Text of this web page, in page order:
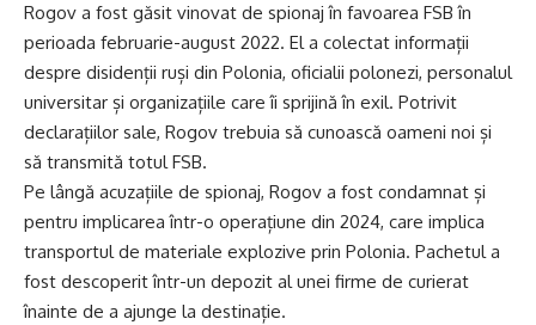
Rogov a fost găsit vinovat de spionaj în favoarea FSB în
perioada februarie-august 2022. El a colectat informații
despre disidenții ruși din Polonia, oficialii polonezi, personalul
universitar și organizațiile care îi sprijină în exil. Potrivit
declarațiilor sale, Rogov trebuia să cunoască oameni noi și
să transmită totul FSB.
Pe lângă acuzațiile de spionaj, Rogov a fost condamnat și
pentru implicarea într-o operațiune din 2024, care implica
transportul de materiale explozive prin Polonia. Pachetul a
fost descoperit într-un depozit al unei firme de curierat
înainte de a ajunge la destinație.